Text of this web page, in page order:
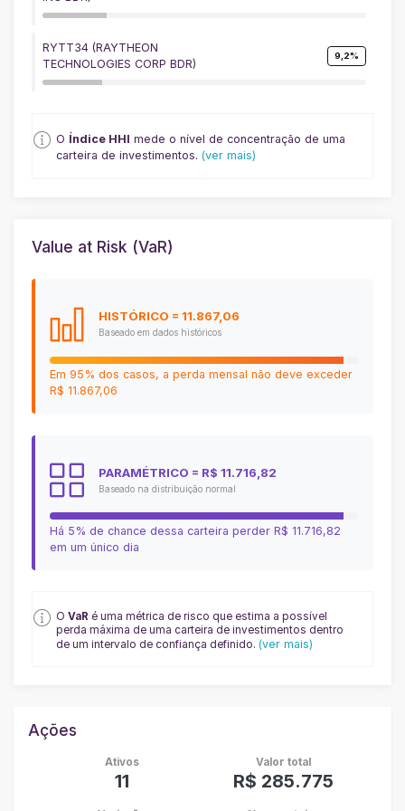
RYTT34 (RAYTHEON
TECHNOLOGIES CORP BDR)
9,2%
O Índice HHI mede o nível de concentração de uma
carteira de investimentos.(ver mais)
Value at Risk (VaR)
HISTÓRICO = 11.867,06
Baseado em dados históricos
Em 95% dos casos, a perda mensal não deve exceder
R$ 11.867,06
PARAMÉTRICO = R$ 11.716,82
Baseado na distribuição normal
Há 5% de chance dessa carteira perderR$ 11.716,82
em um único dia
OVaR é uma métrica de risco que estima a possível
perda máxima de uma carteira de investimentos dentro
de um intervalo de confiança definido.(ver mais)
Ações
Ativos
11
Valor total
R$ 285.775